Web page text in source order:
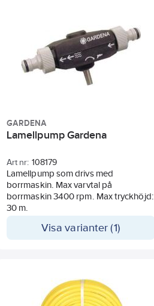
GARDENA
Lamellpump Gardena
Art nr: 108179
Lamellpump som drivs med
borrmaskin. Max varvtal på
borrmaskin 3400 rpm. Max tryckhöjd:
30 m.
Visa varianter (1)